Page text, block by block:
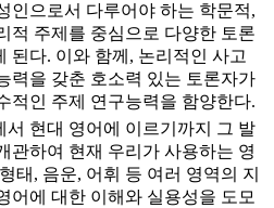
인으로서 다루어야 하는 학문적,
적 주제를 중심으로 다양한 토론
된다. 이와 함께, 논리적인 사고
력을 갖춘 호소력 있는 토론자가
적인 주제 연구능력을 함양한다.
서 현대 영어에 이르기까지 그 발
관하여 현재 우리가 사용하는 영
태, 음운, 어휘 등 여러 영역의 지
어에 대한 이해와 실용성을 도모